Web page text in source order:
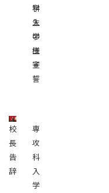
学
生
の
様
子
科
入
学
生
宣
誓
専
攻
科
入
学
校
長
告
辞